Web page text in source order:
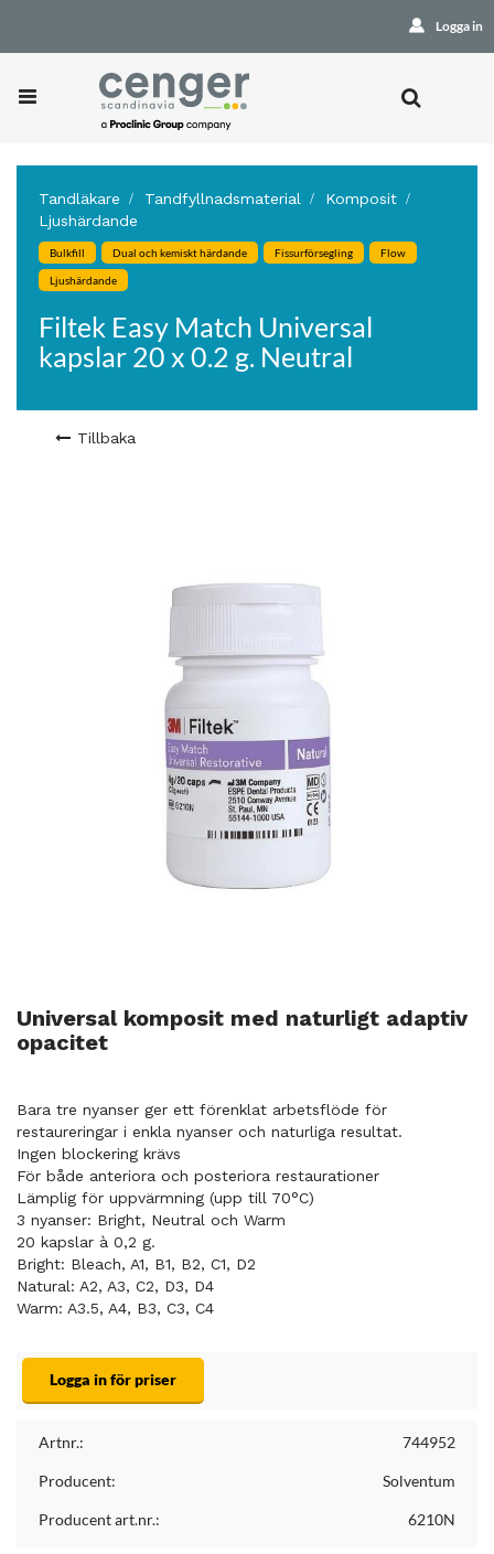
Logga in
Tandläkare Tandfyllnadsmaterial
Komposit
Ljushärdande
Bulkfill Dual och kemiskt härdande Fissurförsegling Flow
Ljushärdande
Filtek Easy Match Universal
kapslar 20 x 0.2 g. Neutral
Tillbaka
Universal komposit med naturligt adaptiv
opacitet
Bara tre nyanser ger ett förenklat arbetsflöde för
restaureringar i enkla nyanser och naturliga resultat.
Ingen blockering krävs
För både anteriora och posteriora restaurationer
Lämplig för uppvärmning (upp till 70°C)
3 nyanser: Bright, Neutral och Warm
20 kapslar à 0,2 g.
Bright: Bleach, A1, B1, B2, C1, D2
Natural: A2, A3, C2, D3, D4
Warm: A3.5, A4, B3, C3, C4
Logga in för priser
Artnr.: 744952
Producent: Solventum
Producent art.nr.: 6210N